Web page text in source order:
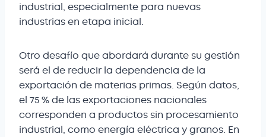
industrial, especialmente para nuevas
industrias en etapa inicial.
Otro desafío que abordará durante su gestión
será el de reducir la dependencia de la
exportación de materias primas. Según datos,
el 75 % de las exportaciones nacionales
corresponden a productos sin procesamiento
industrial, como energía eléctrica y granos. En